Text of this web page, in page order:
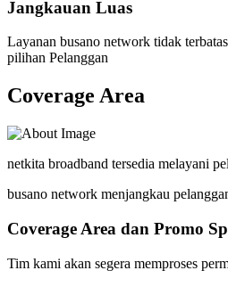
Jangkauan Luas
Layanan busano network tidak
pilihan Pelanggan
Coverage Area
netkita broadband tersedia melayani
busano network menjangkau
Coverage Area dan Promo
Tim kami akan segera memproses